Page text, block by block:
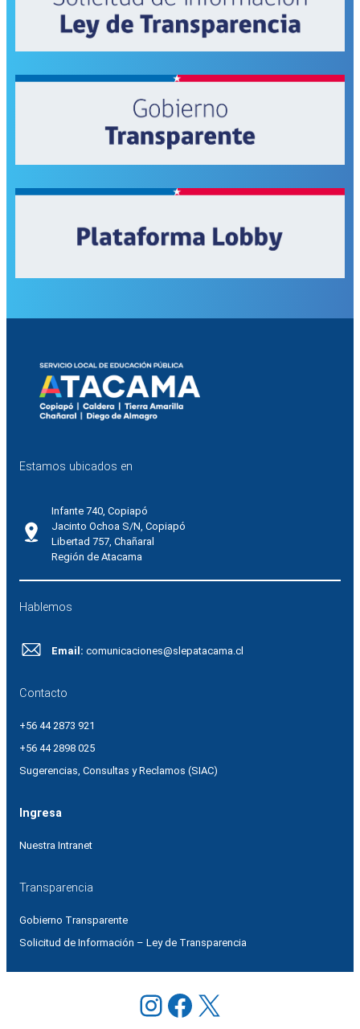
Estamos ubicados en
Infante 740, Copiapó
Jacinto Ochoa S/N, Copiapó
Libertad 757, Chañaral
Región de Atacama
Hablemos
Email: comunicaciones@slepatacama.cl
Contacto
+56 44 2873 921
+56 44 2898 025
Sugerencias, Consultas y Reclamos (SIAC)
Ingresa
Nuestra Intranet
Transparencia
Gobierno Transparente
Solicitud de Información – Ley de Transparencia
Instagram
Facebook
X